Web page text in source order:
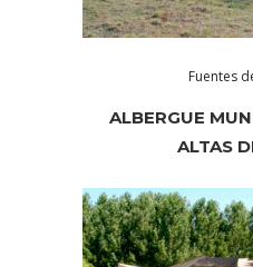
Fuentes
ALBERGUE
ALTAS